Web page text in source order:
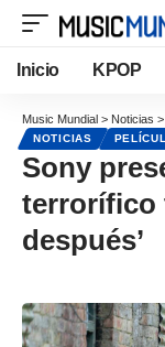
Inicio KPOP
Music Mundial > Noticias >
NOTICIAS
Sony
terrorífico
después’